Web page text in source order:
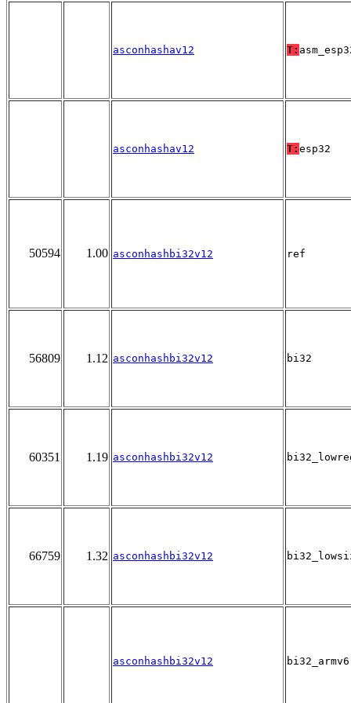
asconhashav12 T:
asconhashav12 T: esp32
50594 1.00 asconhashbi32v12 ref
56809 1.12 asconhashbi32v12 bi32
60351 1.19 asconhashbi32v12
66759 1.32 asconhashbi32v12
asconhashbi32v12 bi32_armv6